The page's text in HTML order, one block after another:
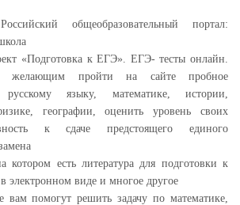
общеобразовательный портал:
«Подготовка к ЕГЭ». ЕГЭ- тесты онлайн.
желающим пройти на сайте пробное
языку, математике, истории,
географии, оценить уровень своих
к сдаче предстоящего единого
котором есть литература для подготовки к
электронном виде и многое другое
вам помогут решить задачу по математике,